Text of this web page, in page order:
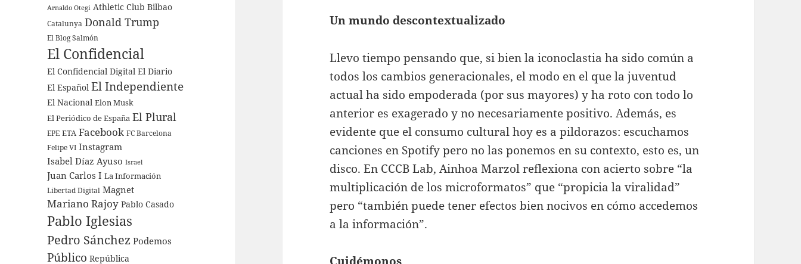
Arnaldo Otegi Athletic Club Bilbao
Catalunya Donald Trump
El Blog Salmón
El Confidencial
El Confidencial Digital El Diario
El Español El Independiente
El Nacional Elon Musk
El Periódico de España El Plural
EPE ETA Facebook FC Barcelona
Felipe VI Instagram
Isabel Díaz Ayuso Israel
Juan Carlos I La Información
Libertad Digital Magnet
Mariano Rajoy Pablo Casado
Pablo Iglesias
Pedro Sánchez Podemos
Público República
Un mundo descontextualizado
Llevo tiempo pensando que, si bien la iconoclastia ha sido común a
todos los cambios generacionales, el modo en el que la juventud
actual ha sido empoderada (por sus mayores) y ha roto con todo lo
anterior es exagerado y no necesariamente positivo. Además, es
evidente que el consumo cultural hoy es a pildorazos: escuchamos
canciones en Spotify pero no las ponemos en su contexto, esto es, un
disco. En CCCB Lab, Ainhoa Marzol reflexiona con acierto sobre “la
multiplicación de los microformatos” que “propicia la viralidad”
pero “también puede tener efectos bien nocivos en cómo accedemos
a la información”.